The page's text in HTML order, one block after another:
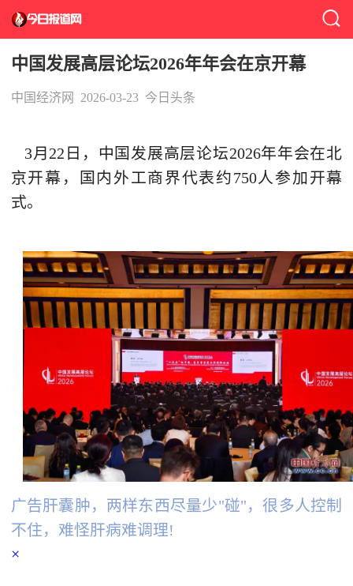
中国发展高层论坛2026年年会在京开幕
中国经济网 2026-03-23 今日头条
3月22日，中国发展高层论坛2026年年会在北
京开幕，国内外工商界代表约750人参加开幕
式。
广告肝囊肿，两样东西尽量少"碰"，很多人控制
不住，难怪肝病难调理!
×